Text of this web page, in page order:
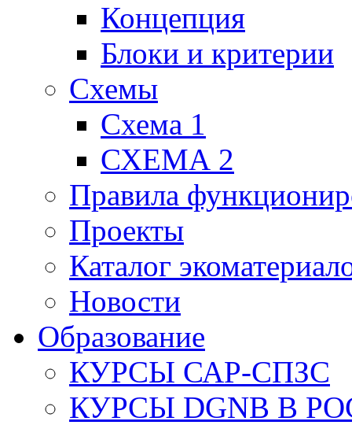
Концепция
Блоки и критерии
Схемы
Схема 1
СХЕМА 2
Правила
Проекты
Каталог
Новости
Образование
КУРСЫ САР-СПЗС
КУРСЫ DGNB В